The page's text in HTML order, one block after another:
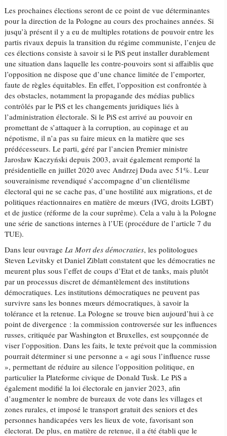
Les prochaines élections seront de ce point de vue déterminantes
pour la direction de la Pologne au cours des prochaines années. Si
jusqu’à présent il y a eu de multiples rotations de pouvoir entre les
partis rivaux depuis la transition du régime communiste, l’enjeu de
ces élections consiste à savoir si le PiS peut installer durablement
une situation dans laquelle les contre-pouvoirs sont si affaiblis que
l’opposition ne dispose que d’une chance limitée de l’emporter,
faute de règles équitables. En effet, l’opposition est confrontée à
des obstacles, notamment la propagande des médias publics
contrôlés par le PiS et les changements juridiques liés à
l’administration électorale. Si le PiS est arrivé au pouvoir en
promettant de s’attaquer à la corruption, au copinage et au
népotisme, il n’a pas su faire mieux en la matière que ses
prédécesseurs. Le parti, géré par l’ancien Premier ministre
Jarosław Kaczyński depuis 2003, avait également remporté la
présidentielle en juillet 2020 avec Andrzej Duda avec 51%. Leur
souverainisme revendiqué s’accompagne d’un clientélisme
électoral qui ne se cache pas, d’une hostilité aux migrations, et de
politiques réactionnaires en matière de mœurs (IVG, droits LGBT)
et de justice (réforme de la cour suprême). Cela a valu à la Pologne
une série de sanctions internes à l’UE (procédure de l’article 7 du
TUE).
Dans leur ouvrageLa Mort des démocraties, les politologues
Steven Levitsky et Daniel Ziblatt constatent que les démocraties ne
meurent plus sous l’effet de coups d’Etat et de tanks, mais plutôt
par un processus discret de démantèlement des institutions
démocratiques. Les institutions démocratiques ne peuvent pas
survivre sans les bonnes mœurs démocratiques, à savoir la
tolérance et la retenue. La Pologne se trouve bien aujourd’hui à ce
point de divergence : la commission controversée sur les influences
russes, critiquée par Washington et Bruxelles, est soupçonnée de
viser l’opposition. Dans les faits, le texte prévoit que la commission
pourrait déterminer si une personne a « agi sous l’influence russe
», permettant de réduire au silence l’opposition politique, en
particulier la Plateforme civique de Donald Tusk. Le PiS a
également modifié la loi électorale en janvier 2023, afin
d’augmenter le nombre de bureaux de vote dans les villages et
zones rurales, et imposé le transport gratuit des seniors et des
personnes handicapées vers les lieux de vote, favorisant son
électorat. De plus, en matière de retenue, il a été établi que le